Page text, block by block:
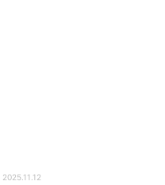
2025.11.12